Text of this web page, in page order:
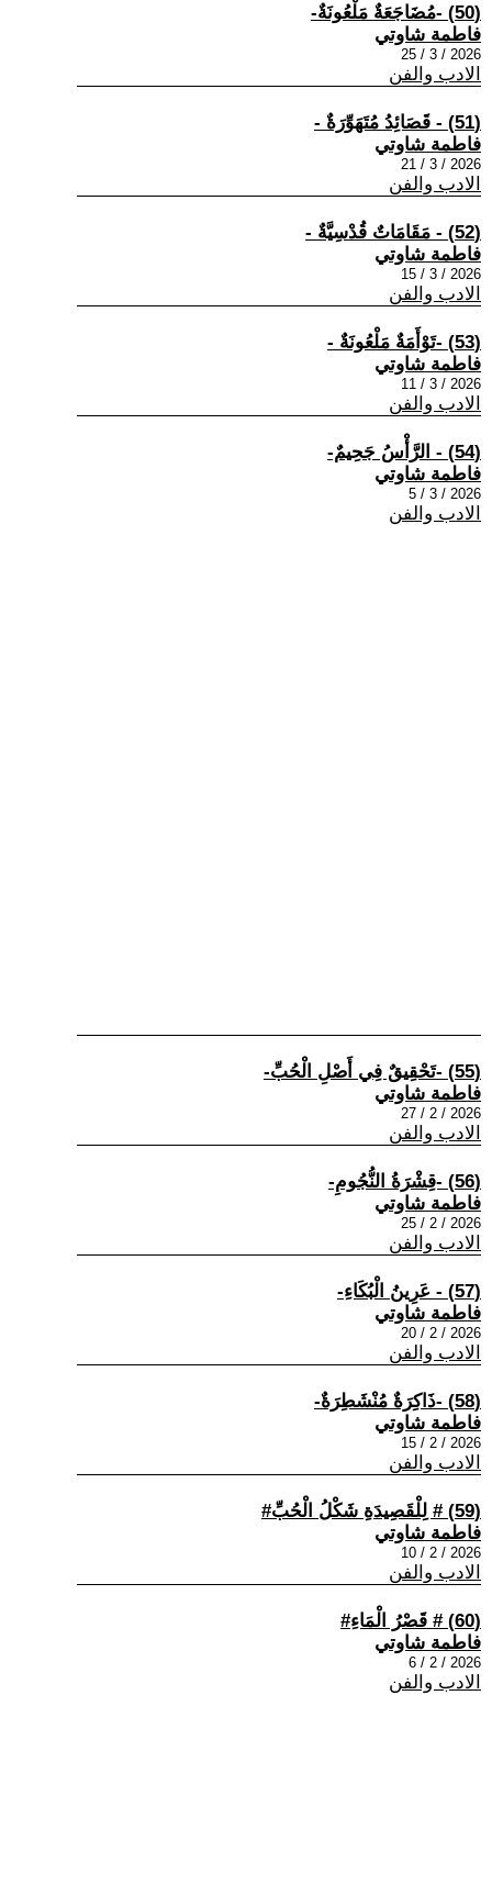
(50) -مُضَاجَعَةٌ مَلْعُونَةٌ-
فاطمة شاوتي
2026 / 3 / 25
الادب والفن
(51) - قَصَائِدُ مُتَهَوِّرَةٌ -
فاطمة شاوتي
2026 / 3 / 21
الادب والفن
(52) - مَقَامَاتٌ قُدْسِيَّةٌ -
فاطمة شاوتي
2026 / 3 / 15
الادب والفن
(53) -تَوْأَمَةٌ مَلْعُونَةٌ -
فاطمة شاوتي
2026 / 3 / 11
الادب والفن
(54) - الرَّأْسُ جَحِيمٌ-
فاطمة شاوتي
2026 / 3 / 5
الادب والفن
(55) -تَحْقِيقٌ فِي أَصْلِ الْحُبِّ-
فاطمة شاوتي
2026 / 2 / 27
الادب والفن
(56) -قِشْرَةُ النُّجُومِ-
فاطمة شاوتي
2026 / 2 / 25
الادب والفن
(57) - عَرِينُ الْبُكَاءِ-
فاطمة شاوتي
2026 / 2 / 20
الادب والفن
(58) -ذَاكِرَةٌ مُنْشَطِرَةٌ-
فاطمة شاوتي
2026 / 2 / 15
الادب والفن
(59) # لِلْقَصِيدَةِ شَكْلُ الْحُبِّ#
فاطمة شاوتي
2026 / 2 / 10
الادب والفن
(60) # قَصْرُ الْمَاءِ#
فاطمة شاوتي
2026 / 2 / 6
الادب والفن